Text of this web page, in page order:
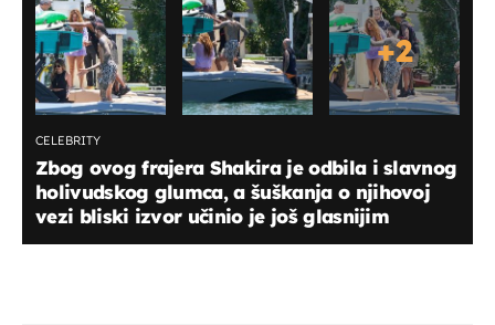
+2
CELEBRITY
Zbog ovog frajera Shakira je odbila i slavnog
holivudskog glumca, a šuškanja o njihovoj
vezi bliski izvor učinio je još glasnijim